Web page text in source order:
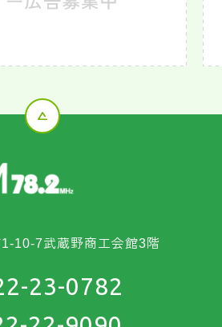
10-7武蔵野商工会館3階
23-0782